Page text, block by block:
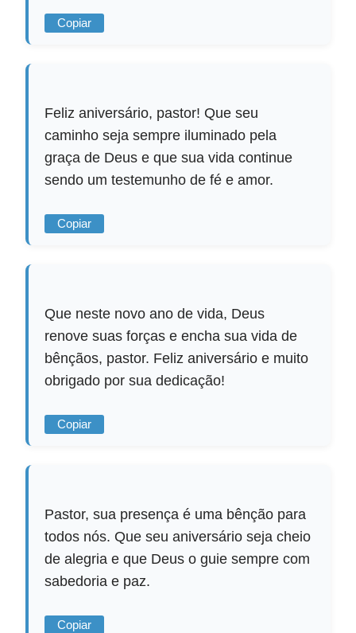
Copiar
Feliz aniversário, pastor! Que seu
caminho seja sempre iluminado pela
graça de Deus e que sua vida continue
sendo um testemunho de fé e amor.
Copiar
Que neste novo ano de vida, Deus
renove suas forças e encha sua vida de
bênçãos, pastor. Feliz aniversário e muito
obrigado por sua dedicação!
Copiar
Pastor, sua presença é uma bênção para
todos nós. Que seu aniversário seja cheio
de alegria e que Deus o guie sempre com
sabedoria e paz.
Copiar